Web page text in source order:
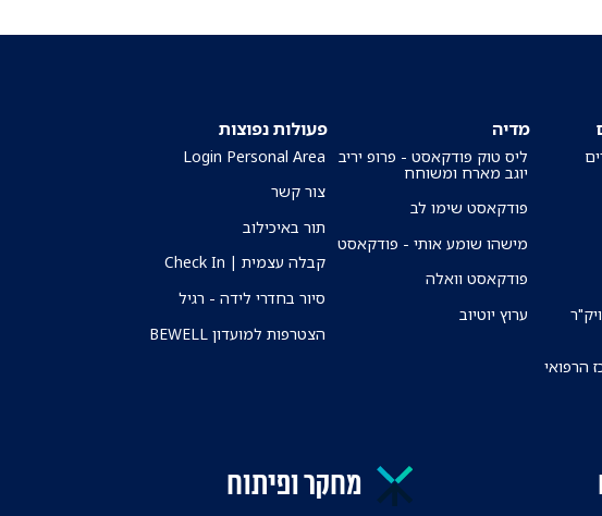
הרפואי
מדיה
ליס טוק פודקאסט - פרופ יריב
יוגב מארח ומשוחח
פודקאסט שימו לב
מישהו שומע אותי - פודקאסט
פודקאסט וואלה
ערוץ יוטיוב
פעולות נפוצות
Login Personal Area
צור קשר
תור באיכילוב
קבלה עצמית | Check In
סיור בחדרי לידה - רגיל
הצטרפות למועדון BEWELL
מחקר ופיתוח